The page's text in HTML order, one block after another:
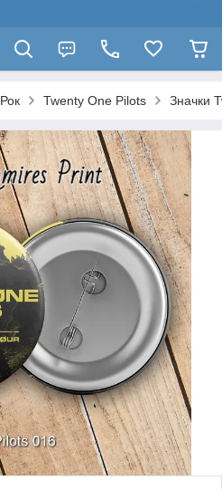
Рок Twenty One Pilots Значки